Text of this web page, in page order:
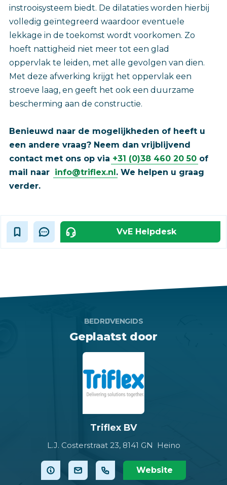
instrooisysteem biedt. De dilataties worden hierbij
volledig geïntegreerd waardoor eventuele
lekkage in de toekomst wordt voorkomen. Zo
hoeft nattigheid niet meer tot een glad
oppervlak te leiden, met alle gevolgen van dien.
Met deze afwerking krijgt het oppervlak een
stroeve laag, en geeft het ook een duurzame
bescherming aan de constructie.
Benieuwd naar de mogelijkheden of heeft u
een andere vraag? Neem dan vrijblijvend
contact met ons op via +31 (0)38 460 20 50 of
mail naar info@triflex.nl . We helpen u graag
verder.
VvE Helpdesk
BEDRIJVENGIDS
Geplaatst door
Triflex BV
L.J. Costerstraat 23, 8141 GN Heino
Website